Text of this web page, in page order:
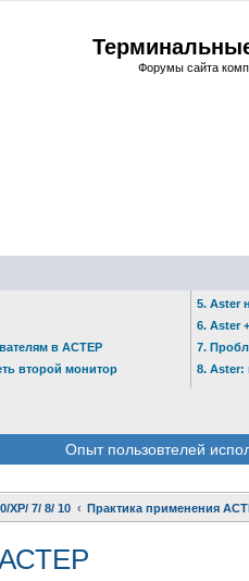
Форумы сайта
в АСТЕР
второй монитор
5. Aster
6. Aster
7.
8. Aster:
Опыт пользовтелей
XP/ 7/ 8/ 10 Практика применения
АСТЕР